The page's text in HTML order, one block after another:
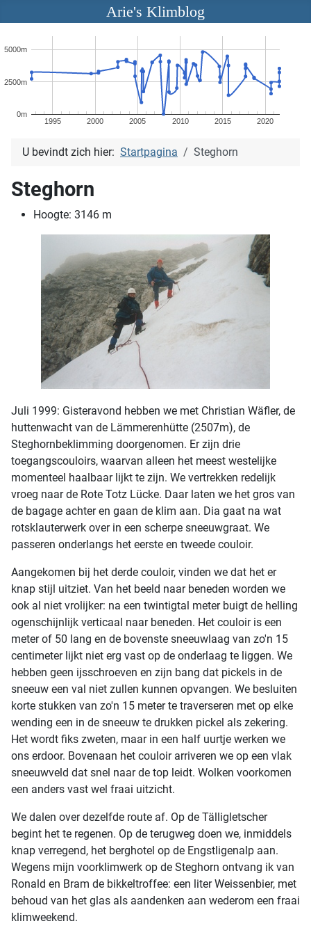
Arie's Klimblog
1995 2000 2005 2010 2015 2020
0m
2500m
5000m
U bevindt zich hier: Startpagina Steghorn
Steghorn
Hoogte: 3146 m
Juli 1999: Gisteravond hebben we met Christian Wäfler, de
huttenwacht van de Lämmerenhütte (2507m), de
Steghornbeklimming doorgenomen. Er zijn drie
toegangscouloirs, waarvan alleen het meest westelijke
momenteel haalbaar lijkt te zijn. We vertrekken redelijk
vroeg naar de Rote Totz Lücke. Daar laten we het gros van
de bagage achter en gaan de klim aan. Dia gaat na wat
rotsklauterwerk over in een scherpe sneeuwgraat. We
passeren onderlangs het eerste en tweede couloir.
Aangekomen bij het derde couloir, vinden we dat het er
knap stijl uitziet. Van het beeld naar beneden worden we
ook al niet vrolijker: na een twintigtal meter buigt de helling
ogenschijnlijk verticaal naar beneden. Het couloir is een
meter of 50 lang en de bovenste sneeuwlaag van zo'n 15
centimeter lijkt niet erg vast op de onderlaag te liggen. We
hebben geen ijsschroeven en zijn bang dat pickels in de
sneeuw een val niet zullen kunnen opvangen. We besluiten
korte stukken van zo'n 15 meter te traverseren met op elke
wending een in de sneeuw te drukken pickel als zekering.
Het wordt fiks zweten, maar in een half uurtje werken we
ons erdoor. Bovenaan het couloir arriveren we op een vlak
sneeuwveld dat snel naar de top leidt. Wolken voorkomen
een anders vast wel fraai uitzicht.
We dalen over dezelfde route af. Op de Tälligletscher
begint het te regenen. Op de terugweg doen we, inmiddels
knap verregend, het berghotel op de Engstligenalp aan.
Wegens mijn voorklimwerk op de Steghorn ontvang ik van
Ronald en Bram de bikkeltroffee: een liter Weissenbier, met
behoud van het glas als aandenken aan wederom een fraai
klimweekend.